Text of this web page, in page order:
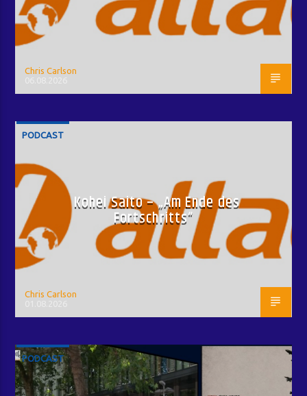
Chris Carlson
PODCAST
Kohei Saito – „Am Ende des
Fortschritts“
Chris Carlson
PODCAST